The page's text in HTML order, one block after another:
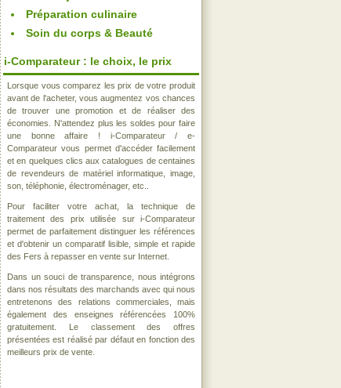
Préparation culinaire
Soin du corps & Beauté
i-Comparateur : le choix, le prix
Lorsque vous comparez les prix de votre produit
avant de l'acheter, vous augmentez vos chances
de trouver une promotion et de réaliser des
économies. N'attendez plus les soldes pour faire
une bonne affaire ! i-Comparateur / e-
Comparateur vous permet d'accéder facilement
et en quelques clics aux catalogues de centaines
de revendeurs de matériel informatique, image,
son, téléphonie, électroménager, etc..
Pour faciliter votre achat, la technique de
traitement des prix utilisée sur i-Comparateur
permet de parfaitement distinguer les références
et d'obtenir un comparatif lisible, simple et rapide
des Fers à repasser en vente sur Internet.
Dans un souci de transparence, nous intégrons
dans nos résultats des marchands avec qui nous
entretenons des relations commerciales, mais
également des enseignes référencées 100%
gratuitement. Le classement des offres
présentées est réalisé par défaut en fonction des
meilleurs prix de vente.